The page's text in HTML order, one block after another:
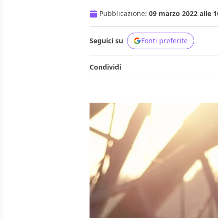
Pubblicazione: 09 marzo 2022 alle
Seguici su Fonti preferite
Condividi